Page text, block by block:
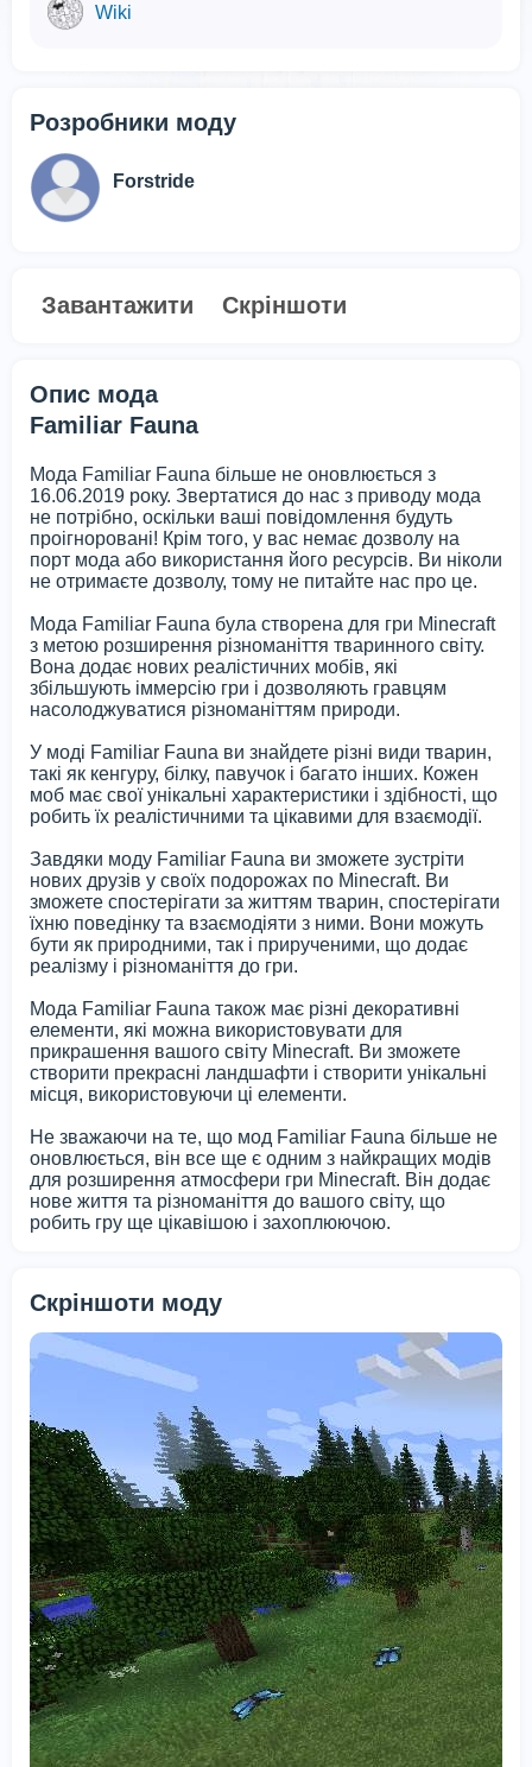
Wiki
Розробники моду
Forstride
Завантажити Скріншоти
Опис мода
Familiar Fauna
Мода Familiar Fauna більше не оновлюється з
16.06.2019 року. Звертатися до нас з приводу мода
не потрібно, оскільки ваші повідомлення будуть
проігноровані! Крім того, у вас немає дозволу на
порт мода або використання його ресурсів. Ви ніколи
не отримаєте дозволу, тому не питайте нас про це.
Мода Familiar Fauna була створена для гри Minecraft
з метою розширення різноманіття тваринного світу.
Вона додає нових реалістичних мобів, які
збільшують іммерсію гри і дозволяють гравцям
насолоджуватися різноманіттям природи.
У моді Familiar Fauna ви знайдете різні види тварин,
такі як кенгуру, білку, павучок і багато інших. Кожен
моб має свої унікальні характеристики і здібності, що
робить їх реалістичними та цікавими для взаємодії.
Завдяки моду Familiar Fauna ви зможете зустріти
нових друзів у своїх подорожах по Minecraft. Ви
зможете спостерігати за життям тварин, спостерігати
їхню поведінку та взаємодіяти з ними. Вони можуть
бути як природними, так і прирученими, що додає
реалізму і різноманіття до гри.
Мода Familiar Fauna також має різні декоративні
елементи, які можна використовувати для
прикрашення вашого світу Minecraft. Ви зможете
створити прекрасні ландшафти і створити унікальні
місця, використовуючи ці елементи.
Не зважаючи на те, що мод Familiar Fauna більше не
оновлюється, він все ще є одним з найкращих модів
для розширення атмосфери гри Minecraft. Він додає
нове життя та різноманіття до вашого світу, що
робить гру ще цікавішою і захоплюючою.
Скріншоти моду